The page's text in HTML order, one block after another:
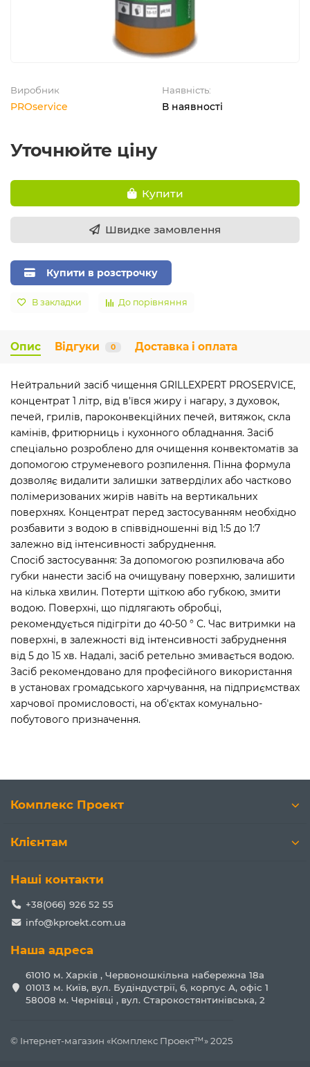
Виробник
PROservice
Наявність:
В наявності
Уточнюйте ціну
Купити
Швидке замовлення
Купити в розстрочку
В закладки До порівняння
Опис Відгуки 0 Доставка і оплата
Нейтральний засіб чищення GRILLEXPERT PROSERVICE,
концентрат 1 літр, від в'ївся жиру і нагару, з духовок,
печей, грилів, пароконвекційних печей, витяжок, скла
камінів, фритюрниць і кухонного обладнання. Засіб
спеціально розроблено для очищення конвектоматів за
допомогою струменевого розпилення. Пінна формула
дозволяє видалити залишки затверділих або частково
полімеризованих жирів навіть на вертикальних
поверхнях. Концентрат перед застосуванням необхідно
розбавити з водою в співвідношенні від 1:5 до 1:7
залежно від інтенсивності забруднення.
Спосіб застосування: За допомогою розпилювача або
губки нанести засіб на очищувану поверхню, залишити
на кілька хвилин. Потерти щіткою або губкою, змити
водою. Поверхні, що підлягають обробці,
рекомендується підігріти до 40-50 ° С. Час витримки на
поверхні, в залежності від інтенсивності забруднення
від 5 до 15 хв. Надалі, засіб ретельно змивається водою.
Засіб рекомендовано для професійного використання
в установах громадського харчування, на підприємствах
харчової промисловості, на об'єктах комунально-
побутового призначення.
Комплекс Проект
Клієнтам
Наші контакти
+38(066) 926 52 55
info@kproekt.com.ua
Наша адреса
61010 м. Харків , Червоношкільна набережна 18а
01013 м. Київ, вул. Будіндустрії, 6, корпус А, офіс 1
58008 м. Чернівці , вул. Старокостянтинівська, 2
© Інтернет-магазин «Комплекс Проект™» 2025